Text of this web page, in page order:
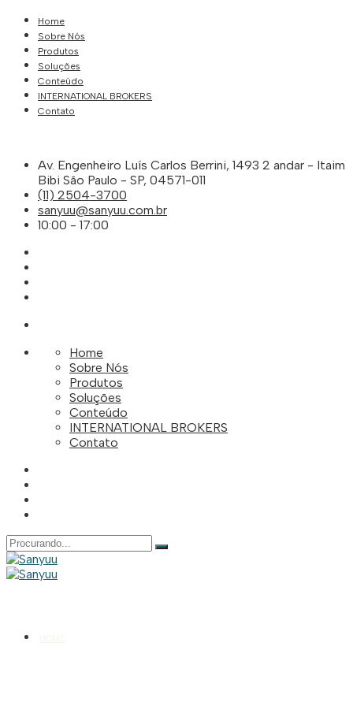
Home
Sobre Nós
Produtos
Soluções
Conteúdo
INTERNATIONAL BROKERS
Contato
Av. Engenheiro Luís Carlos Berrini, 1493 2 andar - Itaim
Bibi São Paulo - SP, 04571-011
(11) 2504-3700
sanyuu@sanyuu.com.br
10:00 - 17:00
Home
Sobre Nós
Produtos
Soluções
Conteúdo
INTERNATIONAL BROKERS
Contato
Pesquisar
por: